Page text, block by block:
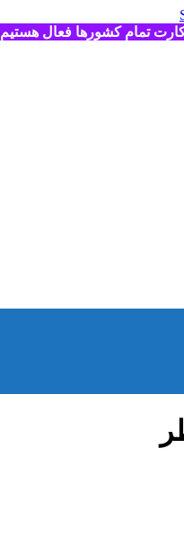
تمام کشورها فعال هستیم